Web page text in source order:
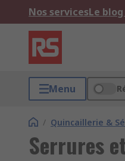
Nos servicesLe blog
Menu
/ Quincaillerie &
Serrures